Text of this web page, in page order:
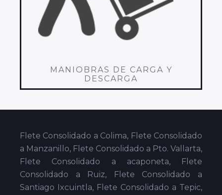
MANIOBRAS DE CARGA Y
DESCARGA
Flete Consolidado a Colima, Flete Consolidado
a Manzanillo, Flete Consolidado a Pto. Vallarta,
Flete Consolidado a acaponeta, Flete
Consolidado a Ruiz, Flete Consolidado a
Santiago Ixcuintla, Flete Consolidado a Tepic,